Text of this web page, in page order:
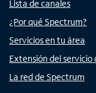
Lista de canales
¿Por qué Spectrum?
Servicios en tu área
Extensión del servicio
La red de Spectrum